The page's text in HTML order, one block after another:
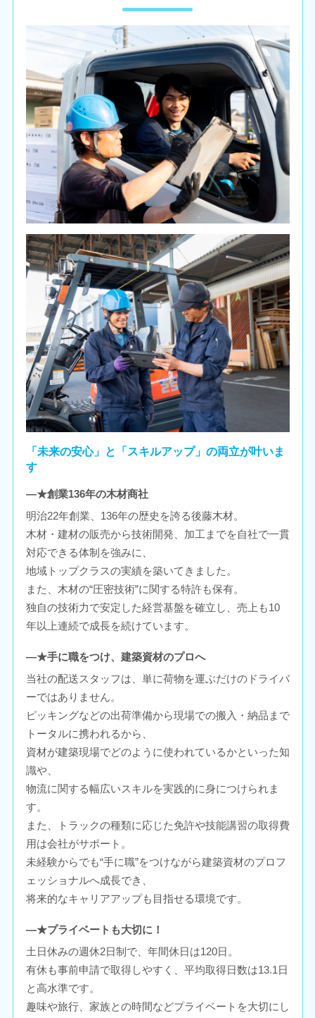
「未来の安心」と「スキルアップ」の両立が叶いま
す
―★創業136年の木材商社
明治22年創業、136年の歴史を誇る後藤木材。
木材・建材の販売から技術開発、加工までを自社で一貫
対応できる体制を強みに、
地域トップクラスの実績を築いてきました。
また、木材の“圧密技術”に関する特許も保有。
独自の技術力で安定した経営基盤を確立し、売上も10
年以上連続で成長を続けています。
―★手に職をつけ、建築資材のプロへ
当社の配送スタッフは、単に荷物を運ぶだけのドライバ
ーではありません。
ピッキングなどの出荷準備から現場での搬入・納品まで
トータルに携われるから、
資材が建築現場でどのように使われているかといった知
識や、
物流に関する幅広いスキルを実践的に身につけられま
す。
また、トラックの種類に応じた免許や技能講習の取得費
用は会社がサポート。
未経験からでも“手に職”をつけながら建築資材のプロフ
ェッショナルへ成長でき、
将来的なキャリアアップも目指せる環境です。
―★プライベートも大切に！
土日休みの週休2日制で、年間休日は120日。
有休も事前申請で取得しやすく、平均取得日数は13.1日
と高水準です。
趣味や旅行、家族との時間などプライベートを大切にし